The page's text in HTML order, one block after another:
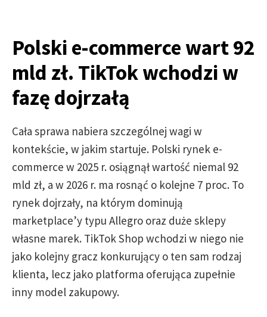
Polski e-commerce wart 92
mld zł. TikTok wchodzi w
fazę dojrzałą
Cała sprawa nabiera szczególnej wagi w
kontekście, w jakim startuje. Polski rynek e-
commerce w 2025 r. osiągnął wartość niemal 92
mld zł, a w 2026 r. ma rosnąć o kolejne 7 proc. To
rynek dojrzały, na którym dominują
marketplace’y typu Allegro oraz duże sklepy
własne marek. TikTok Shop wchodzi w niego nie
jako kolejny gracz konkurujący o ten sam rodzaj
klienta, lecz jako platforma oferująca zupełnie
inny model zakupowy.